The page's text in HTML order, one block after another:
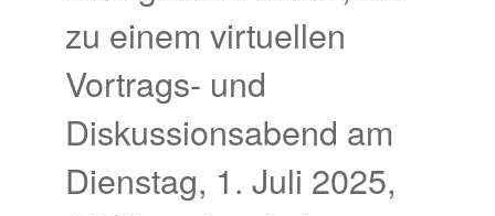
zu einem virtuellen
Vortrags- und
Diskussionsabend am
Dienstag, 1. Juli 2025,